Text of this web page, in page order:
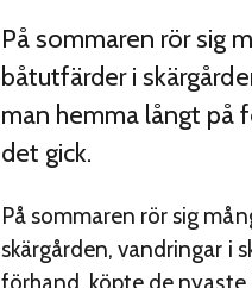
På sommaren rör sig
båtutfärder i
man hemma långt på
det gick.
På sommaren rör sig
skärgården, vandringar i
förhand, köpte de